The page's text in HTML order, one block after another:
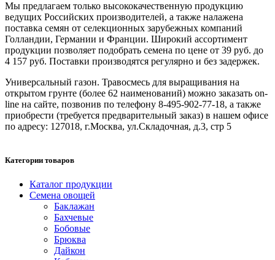
Мы предлагаем только высококачественную продукцию
ведущих Российских производителей, а также налажена
поставка семян от селекционных зарубежных компаний
Голландии, Германии и Франции. Широкий ассортимент
продукции позволяет подобрать семена по цене от 39 руб. до
4 157 руб. Поставки производятся регулярно и без задержек.
Универсальный газон. Травосмесь для выращивания на
открытом грунте (более 62 наименований) можно заказать on-
line на сайте, позвонив по телефону 8-495-902-77-18, а также
приобрести (требуется предварительный заказ) в нашем офисе
по адресу: 127018, г.Москва, ул.Складочная, д.3, стр 5
Категории товаров
Каталог продукции
Семена овощей
Баклажан
Бахчевые
Бобовые
Брюква
Дайкон